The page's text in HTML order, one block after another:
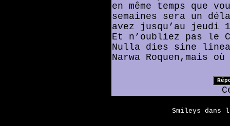
en même temps que
semaines sera un
avez jusqu’au jeudi
Et n’oubliez pas le
Nulla dies sine
Narwa Roquen,mais
Smileys dans